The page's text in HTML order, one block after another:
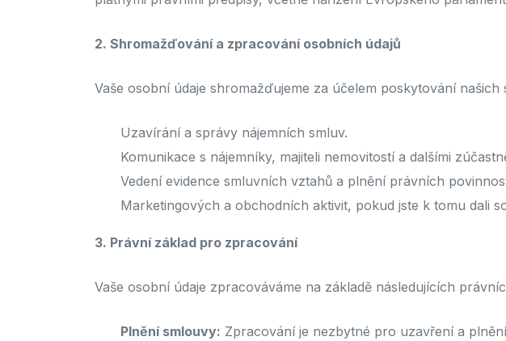
2. Shromažďování a zpracování osobních údajů
Vaše osobní údaje shromažďujeme za účelem poskytování
Uzavírání a správy nájemních smluv.
Komunikace s nájemníky, majiteli nemovitostí a dalšími
Vedení evidence smluvních vztahů a plnění právních
Marketingových a obchodních aktivit, pokud jste k tomu dali
3. Právní základ pro zpracování
Vaše osobní údaje zpracováváme na základě následujících
Plnění smlouvy: Zpracování je nezbytné pro uzavření a